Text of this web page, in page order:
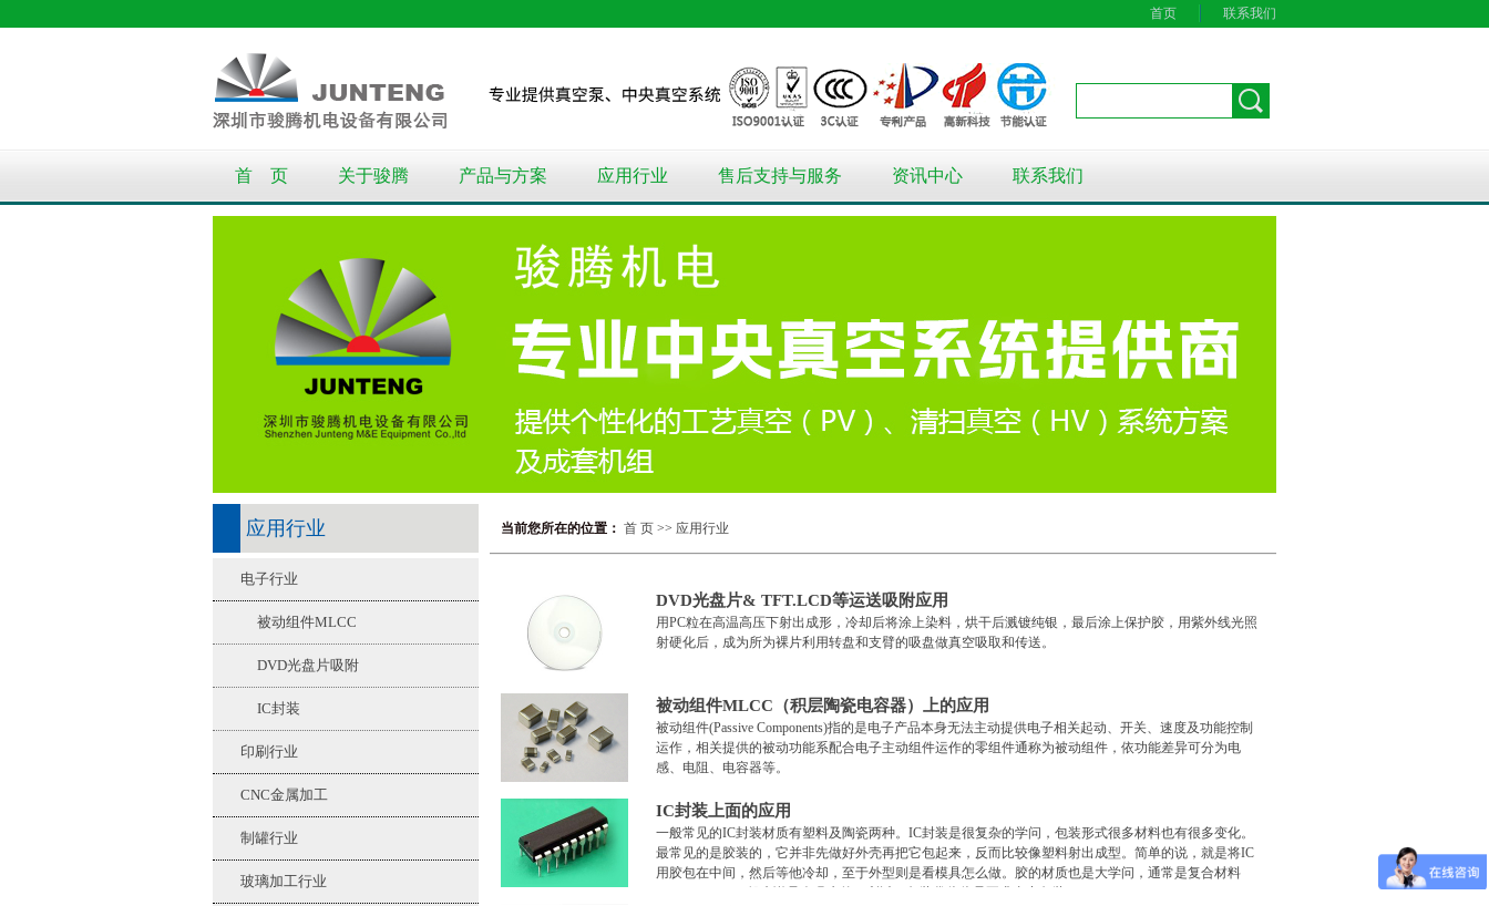
首页 联系我们
首 页 关于骏腾 产品与方案 应用行业 售后支持与服务 资讯中心 联系我们
应用行业
电子行业
被动组件MLCC
DVD光盘片吸附
IC封装
印刷行业
CNC金属加工
制罐行业
玻璃加工行业
当前您所在的位置： 首 页 >> 应用行业
DVD光盘片& TFT.LCD等运送吸附应用
用PC粒在高温高压下射出成形，冷却后将涂上染料，烘干后溅镀纯银，最后涂上保护胶，用紫外线光照
射硬化后，成为所为裸片利用转盘和支臂的吸盘做真空吸取和传送。
被动组件MLCC（积层陶瓷电容器）上的应用
被动组件(Passive Components)指的是电子产品本身无法主动提供电子相关起动、开关、速度及功能控制
运作，相关提供的被动功能系配合电子主动组件运作的零组件通称为被动组件，依功能差异可分为电
感、电阻、电容器等。
IC封装上面的应用
一般常见的IC封装材质有塑料及陶瓷两种。IC封装是很复杂的学问，包装形式很多材料也有很多变化。
最常见的是胶装的，它并非先做好外壳再把它包起来，反而比较像塑料射出成型。简单的说，就是将IC
用胶包在中间，然后等他冷却，至于外型则是看模具怎么做。胶的材质也是大学问，通常是复合材料